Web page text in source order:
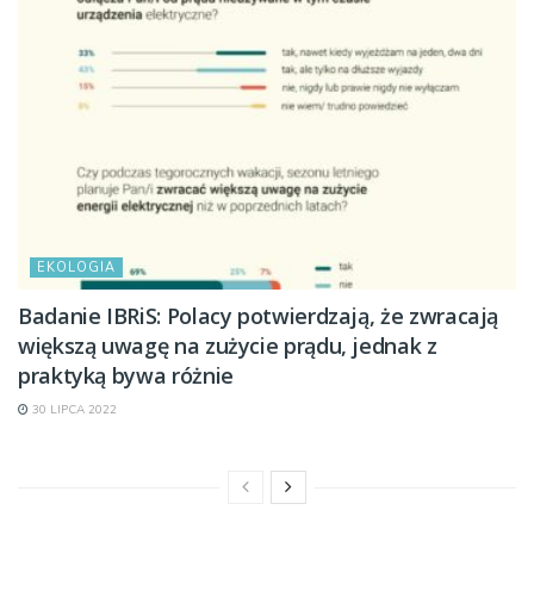
EKOLOGIA
Badanie IBRiS: Polacy potwierdzają, że zwracają
większą uwagę na zużycie prądu, jednak z
praktyką bywa różnie
30 LIPCA 2022